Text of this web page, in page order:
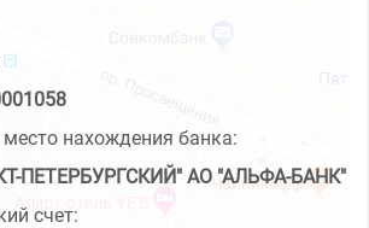
нахождения банка:
ПЕТЕРБУРГСКИЙ" АО "АЛЬФА-БАНК"
счет: